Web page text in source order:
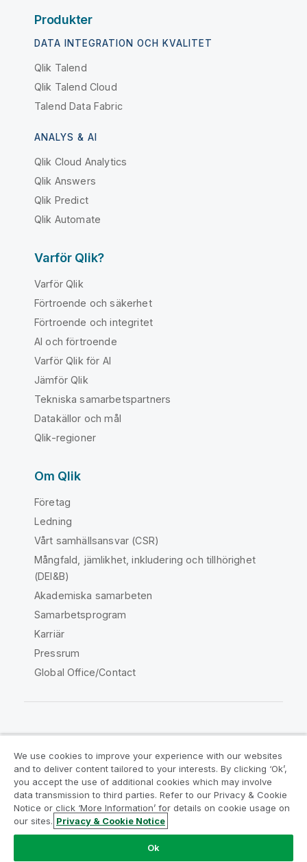
Produkter
DATA INTEGRATION OCH KVALITET
Qlik Talend
Qlik Talend Cloud
Talend Data Fabric
ANALYS & AI
Qlik Cloud Analytics
Qlik Answers
Qlik Predict
Qlik Automate
Varför Qlik?
Varför Qlik
Förtroende och säkerhet
Förtroende och integritet
AI och förtroende
Varför Qlik för AI
Jämför Qlik
Tekniska samarbetspartners
Datakällor och mål
Qlik-regioner
Om Qlik
Företag
Ledning
Vårt samhällsansvar (CSR)
Mångfald, jämlikhet, inkludering och tillhörighet
(DEI&B)
Akademiska samarbeten
Samarbetsprogram
Karriär
Pressrum
Global Office/Contact
Juridiska avtal
Produktvillkor
Legal Policies
Legal Policies
Användningsvillkor
Varumärken
Do Not Share My Info
Copyright © 1993-2026 QlikTech International AB. Alla
We use cookies to improve your experience with our websites
and to deliver content tailored to your interests. By clicking ‘Ok’,
you accept the use of additional cookies which may involve
data transmission to third parties. Refer to our Privacy & Cookie
Notice or click ‘More Information’ for details on cookie usage on
our sites. Privacy & Cookie Notice
Ok